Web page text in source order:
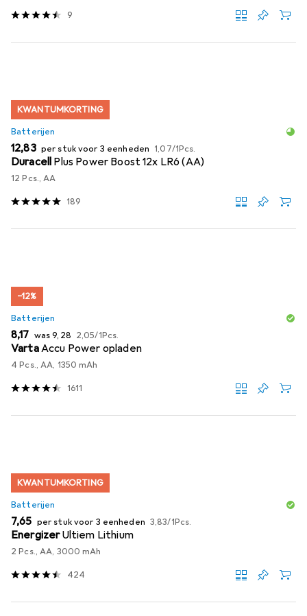
9
KWANTUMKORTING
Batterijen
EUR
12,83 per stuk voor 3 eenheden EUR
1,07/1Pcs.
Duracell Plus Power Boost 12x LR6 (AA)
12 Pcs., AA
189
−12%
Batterijen
EUR
8,17 wasEUR
9,28 EUR
2,05/1Pcs.
VartaAccu Power opladen
4 Pcs., AA, 1350 mAh
1611
KWANTUMKORTING
Batterijen
EUR
7,65 per stuk voor 3 eenheden EUR
3,83/1Pcs.
EnergizerUltiem Lithium
2 Pcs., AA, 3000 mAh
424